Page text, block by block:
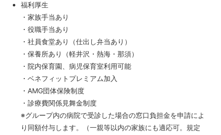
福利厚生
・家族手当あり
・役職手当あり
・社員食堂あり（仕出し弁当あり）
・保養所あり（軽井沢・熱海・那須）
・院内保育園、病児保育室利用可能
・ベネフィットプレミアム加入
・AMG団体保険制度
・診療費関係見舞金制度
※グループ内の病院で受診した場合の窓口負担金を申請によ
り同額付与します。（一親等以内の家族にも適応可。規定